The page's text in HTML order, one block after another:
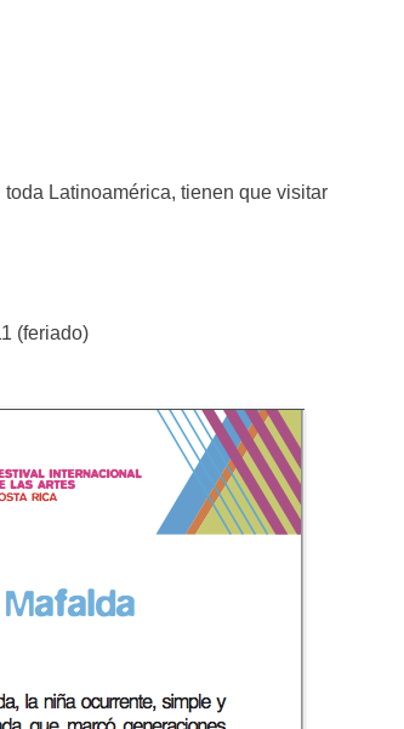
Latinoamérica, tienen que visitar
(feriado)